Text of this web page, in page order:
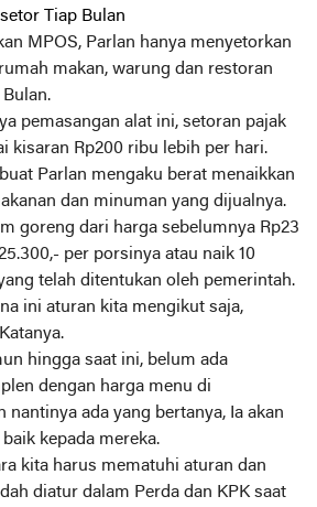
Tiap Bulan
MPOS, Parlan hanya menyetorkan
makan, warung dan restoran
pemasangan alat ini, setoran pajak
kisaran Rp200 ribu lebih per hari.
Parlan mengaku berat menaikkan
dan minuman yang dijualnya.
goreng dari harga sebelumnya Rp23
per porsinya atau naik 10
telah ditentukan oleh pemerintah.
ini aturan kita mengikut saja,
hingga saat ini, belum ada
dengan harga menu di
nantinya ada yang bertanya, Ia akan
kepada mereka.
kita harus mematuhi aturan dan
diatur dalam Perda dan KPK saat